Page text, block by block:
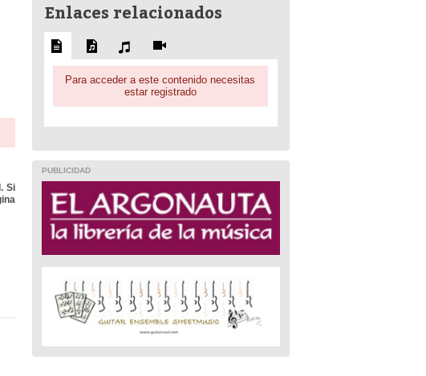
Si
Enlaces relacionados
Para acceder a este contenido necesitas
estar registrado
PUBLICIDAD